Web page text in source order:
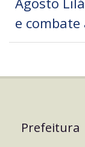
e
Prefeitura